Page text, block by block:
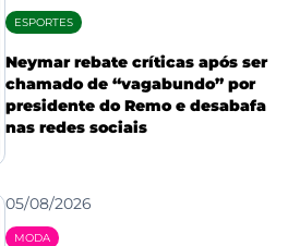
ESPORTES
Neymar rebate críticas após ser
chamado de “vagabundo” por
presidente do Remo e desabafa
nas redes sociais
05/08/2026
MODA